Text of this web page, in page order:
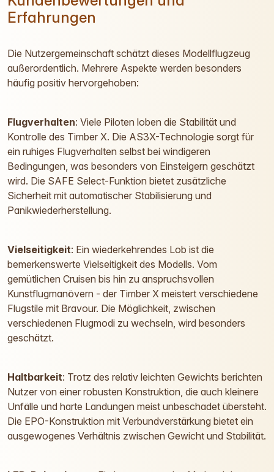
Erfahrungen
Die Nutzergemeinschaft schätzt dieses Modellflugzeug
außerordentlich. Mehrere Aspekte werden besonders
häufig positiv hervorgehoben:
Flugverhalten: Viele Piloten loben die Stabilität und
Kontrolle des Timber X. Die AS3X-Technologie sorgt für
ein ruhiges Flugverhalten selbst bei windigeren
Bedingungen, was besonders von Einsteigern geschätzt
wird. Die SAFE Select-Funktion bietet zusätzliche
Sicherheit mit automatischer Stabilisierung und
Panikwiederherstellung.
Vielseitigkeit: Ein wiederkehrendes Lob ist die
bemerkenswerte Vielseitigkeit des Modells. Vom
gemütlichen Cruisen bis hin zu anspruchsvollen
Kunstflugmanövern - der Timber X meistert verschiedene
Flugstile mit Bravour. Die Möglichkeit, zwischen
verschiedenen Flugmodi zu wechseln, wird besonders
geschätzt.
Haltbarkeit: Trotz des relativ leichten Gewichts berichten
Nutzer von einer robusten Konstruktion, die auch kleinere
Unfälle und harte Landungen meist unbeschadet übersteht.
Die EPO-Konstruktion mit Verbundverstärkung bietet ein
ausgewogenes Verhältnis zwischen Gewicht und Stabilität.